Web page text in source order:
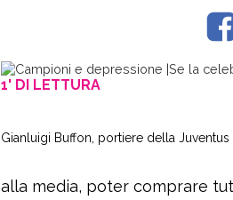
1' DI LETTURA
Gianluigi Buffon, portiere della Juventus
alla media, poter comprare